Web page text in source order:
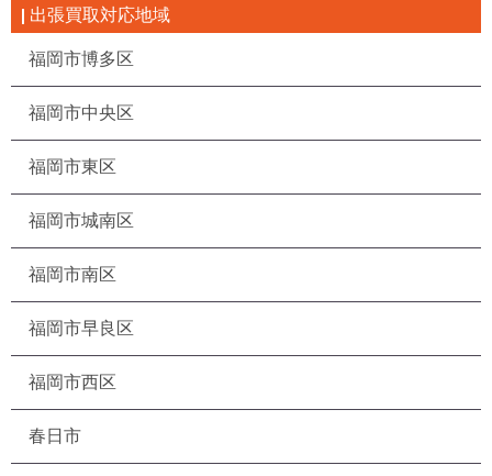
出張買取対応地域
福岡市博多区
福岡市中央区
福岡市東区
福岡市城南区
福岡市南区
福岡市早良区
福岡市西区
春日市